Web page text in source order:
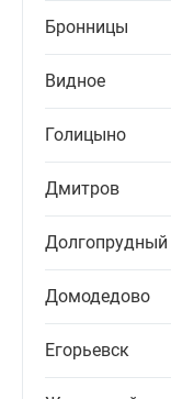
Бронницы
Видное
Голицыно
Дмитров
Долгопрудный
Домодедово
Егорьевск